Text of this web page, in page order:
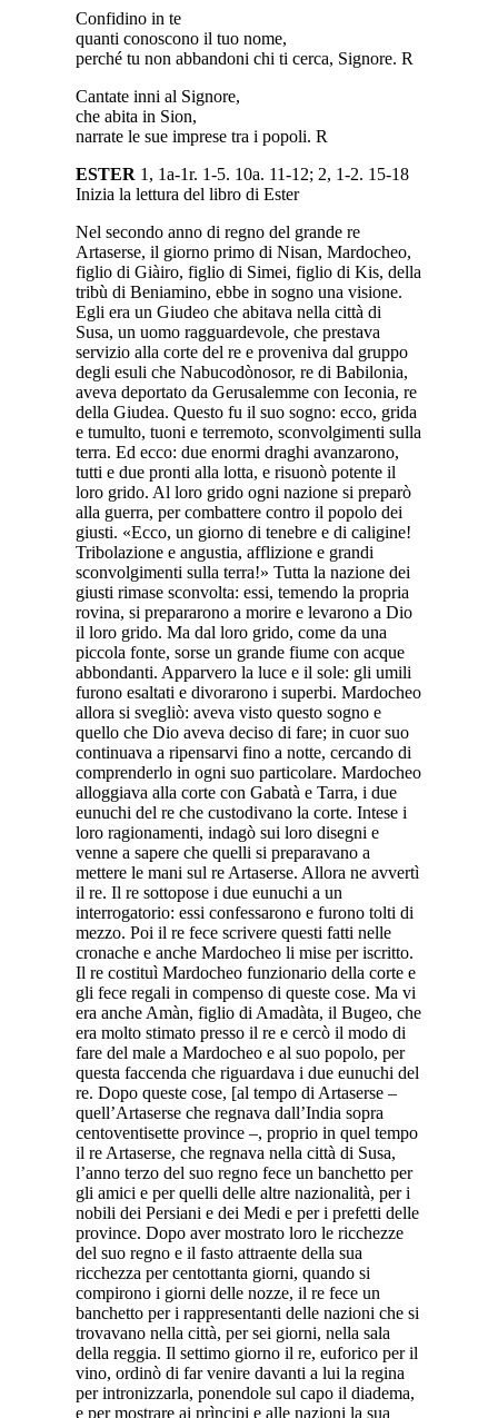
Confidino in te
quanti conoscono il tuo nome,
perché tu non abbandoni chi ti cerca, Signore. R
Cantate inni al Signore,
che abita in Sion,
narrate le sue imprese tra i popoli. R
ESTER 1, 1a-1r. 1-5. 10a. 11-12; 2, 1-2. 15-18
Inizia la lettura del libro di Ester
Nel secondo anno di regno del grande re
Artaserse, il giorno primo di Nisan, Mardocheo,
figlio di Giàiro, figlio di Simei, figlio di Kis, della
tribù di Beniamino, ebbe in sogno una visione.
Egli era un Giudeo che abitava nella città di
Susa, un uomo ragguardevole, che prestava
servizio alla corte del re e proveniva dal gruppo
degli esuli che Nabucodònosor, re di Babilonia,
aveva deportato da Gerusalemme con Ieconia, re
della Giudea. Questo fu il suo sogno: ecco, grida
e tumulto, tuoni e terremoto, sconvolgimenti sulla
terra. Ed ecco: due enormi draghi avanzarono,
tutti e due pronti alla lotta, e risuonò potente il
loro grido. Al loro grido ogni nazione si preparò
alla guerra, per combattere contro il popolo dei
giusti. «Ecco, un giorno di tenebre e di caligine!
Tribolazione e angustia, afflizione e grandi
sconvolgimenti sulla terra!» Tutta la nazione dei
giusti rimase sconvolta: essi, temendo la propria
rovina, si prepararono a morire e levarono a Dio
il loro grido. Ma dal loro grido, come da una
piccola fonte, sorse un grande fiume con acque
abbondanti. Apparvero la luce e il sole: gli umili
furono esaltati e divorarono i superbi. Mardocheo
allora si svegliò: aveva visto questo sogno e
quello che Dio aveva deciso di fare; in cuor suo
continuava a ripensarvi fino a notte, cercando di
comprenderlo in ogni suo particolare. Mardocheo
alloggiava alla corte con Gabatà e Tarra, i due
eunuchi del re che custodivano la corte. Intese i
loro ragionamenti, indagò sui loro disegni e
venne a sapere che quelli si preparavano a
mettere le mani sul re Artaserse. Allora ne avvertì
il re. Il re sottopose i due eunuchi a un
interrogatorio: essi confessarono e furono tolti di
mezzo. Poi il re fece scrivere questi fatti nelle
cronache e anche Mardocheo li mise per iscritto.
Il re costituì Mardocheo funzionario della corte e
gli fece regali in compenso di queste cose. Ma vi
era anche Amàn, figlio di Amadàta, il Bugeo, che
era molto stimato presso il re e cercò il modo di
fare del male a Mardocheo e al suo popolo, per
questa faccenda che riguardava i due eunuchi del
re. Dopo queste cose, [al tempo di Artaserse –
quell’Artaserse che regnava dall’India sopra
centoventisette province –, proprio in quel tempo
il re Artaserse, che regnava nella città di Susa,
l’anno terzo del suo regno fece un banchetto per
gli amici e per quelli delle altre nazionalità, per i
nobili dei Persiani e dei Medi e per i prefetti delle
province. Dopo aver mostrato loro le ricchezze
del suo regno e il fasto attraente della sua
ricchezza per centottanta giorni, quando si
compirono i giorni delle nozze, il re fece un
banchetto per i rappresentanti delle nazioni che si
trovavano nella città, per sei giorni, nella sala
della reggia. Il settimo giorno il re, euforico per il
vino, ordinò di far venire davanti a lui la regina
per intronizzarla, ponendole sul capo il diadema,
e per mostrare ai prìncipi e alle nazioni la sua